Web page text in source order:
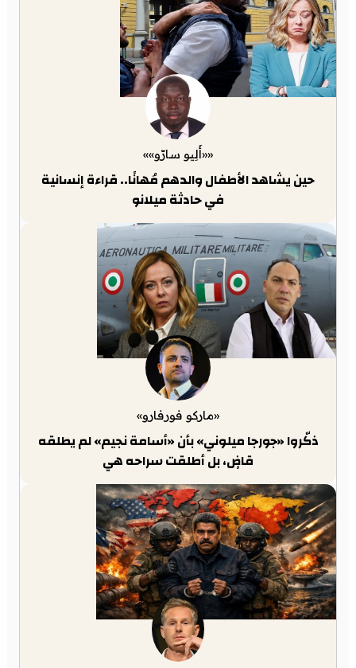
««أَلِيو سارّو»»
حين يشاهد الأطفال والدهم مُهانًا.. قراءة إنسانية
في حادثة ميلانو
«ماركو فورفارو»
ذكّروا «جورجا ميلوني» بأن «أسامة نجيم» لم يطلقه
قاضٍ، بل أطلقت سراحه هي